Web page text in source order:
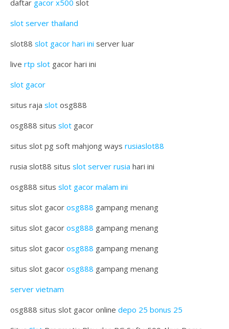
daftar gacor x500 slot
slot server thailand
slot88 slot gacor hari ini server luar
live rtp slot gacor hari ini
slot gacor
situs raja slot osg888
osg888 situs slot gacor
situs slot pg soft mahjong ways rusiaslot88
rusia slot88 situs slot server rusia hari ini
osg888 situs slot gacor malam ini
situs slot gacor osg888 gampang menang
situs slot gacor osg888 gampang menang
situs slot gacor osg888 gampang menang
situs slot gacor osg888 gampang menang
server vietnam
osg888 situs slot gacor online depo 25 bonus 25